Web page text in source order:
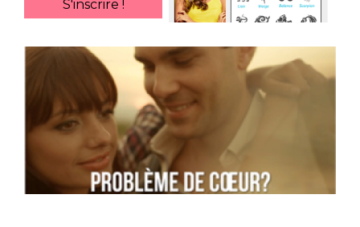
S'inscrire !